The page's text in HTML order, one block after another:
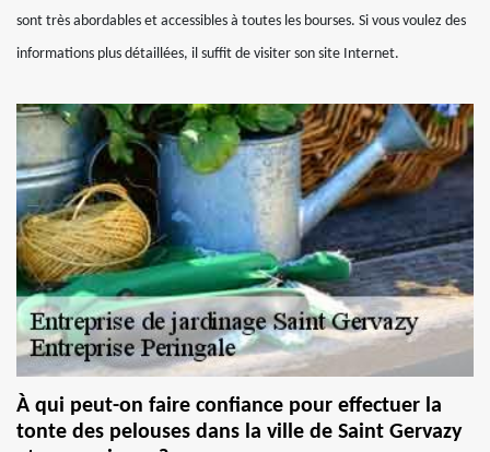
sont très abordables et accessibles à toutes les bourses. Si vous voulez des
informations plus détaillées, il suffit de visiter son site Internet.
À qui peut-on faire confiance pour effectuer la
tonte des pelouses dans la ville de Saint Gervazy